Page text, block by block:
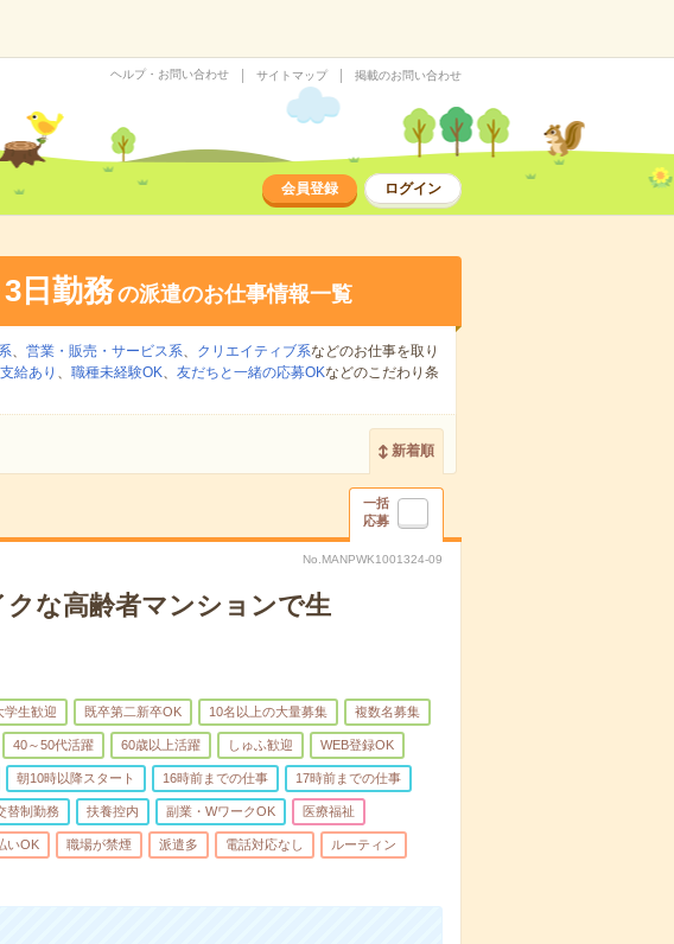
ヘルプ・お問い合わせ サイトマップ 掲載のお問い合わせ
会員登録 ログイン
日勤務の派遣のお仕事情報一覧
、 営業・販売・サービス系、 クリエイティブ系などのお仕事を取り
給あり 、 職種未経験OK、 友だちと一緒の応募OKなどのこだわり条
新着順
一括
応募
No.MANPWK1001324-09
な高齢者マンションで生
学生歓迎 既卒第二新卒OK 10名以上の大量募集 複数名募集
40～50代活躍 60歳以上活躍 しゅふ歓迎 WEB登録OK
朝10時以降スタート 16時前までの仕事 17時前までの仕事
替制勤務 扶養控内 副業・WワークOK 医療福祉
いOK 職場が禁煙 派遣多 電話対応なし ルーティン